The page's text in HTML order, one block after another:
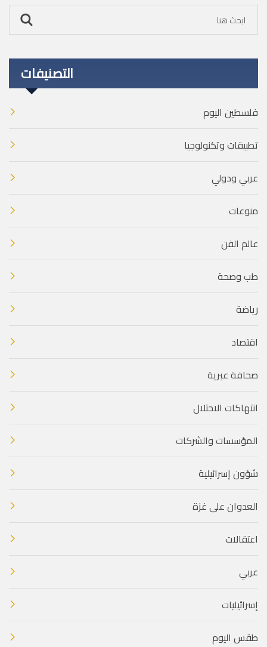
التصنيفات
فلسطين اليوم
تطبيقات وتكنولوجيا
عربي ودولي
منوعات
عالم الفن
طب وصحة
رياضة
اقتصاد
صحافة عبرية
انتهاكات الاحتلال
المؤسسات والشركات
شؤون إسرائيلية
العدوان على غزة
اعتقالات
عربي
إسرائيليات
طقس اليوم